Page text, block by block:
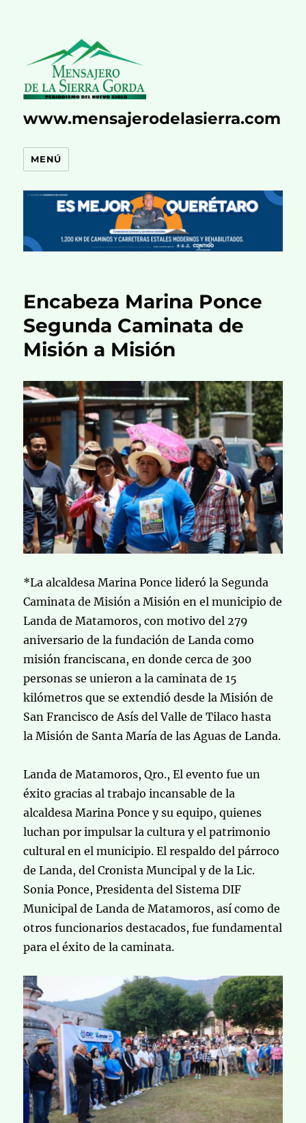
www.mensajerodelasierra.com
MENÚ
Encabeza Marina Ponce
Segunda Caminata de
Misión a Misión
*La alcaldesa Marina Ponce lideró la Segunda
Caminata de Misión a Misión en el municipio de
Landa de Matamoros, con motivo del 279
aniversario de la fundación de Landa como
misión franciscana, en donde cerca de 300
personas se unieron a la caminata de 15
kilómetros que se extendió desde la Misión de
San Francisco de Asís del Valle de Tilaco hasta
la Misión de Santa María de las Aguas de Landa.
Landa de Matamoros, Qro., El evento fue un
éxito gracias al trabajo incansable de la
alcaldesa Marina Ponce y su equipo, quienes
luchan por impulsar la cultura y el patrimonio
cultural en el municipio. El respaldo del párroco
de Landa, del Cronista Muncipal y de la Lic.
Sonia Ponce, Presidenta del Sistema DIF
Municipal de Landa de Matamoros, así como de
otros funcionarios destacados, fue fundamental
para el éxito de la caminata.